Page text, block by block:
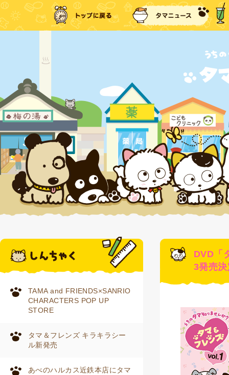
トップに戻る タ
TAMA and FRIENDS×SANRIO
CHARACTERS POP UP
STORE
タマ＆フレンズ キラキラシー
ル新発売
あべのハルカス近鉄本店にタマ
DVD「
3発売